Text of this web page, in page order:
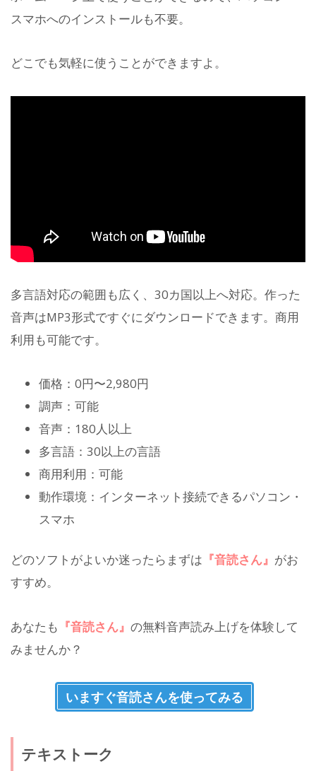
スマホへのインストールも不要。
どこでも気軽に使うことができますよ。
多言語対応の範囲も広く、30カ国以上へ対応。作った
音声はMP3形式ですぐにダウンロードできます。商用
利用も可能です。
価格：0円〜2,980円
調声：可能
音声：180人以上
多言語：30以上の言語
商用利用：可能
動作環境：インターネット接続できるパソコン・
スマホ
どのソフトがよいか迷ったらまずは 『音読さん』 がお
すすめ。
あなたも 『音読さん』 の無料音声読み上げを体験して
みませんか？
いますぐ音読さんを使ってみる
テキストーク